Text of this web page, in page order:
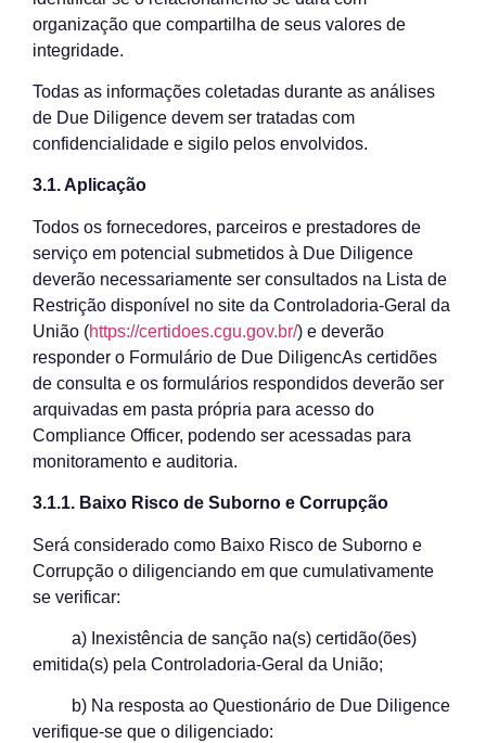
organização que compartilha de seus valores de
integridade.
Todas as informações coletadas durante as análises
de Due Diligence devem ser tratadas com
confidencialidade e sigilo pelos envolvidos.
3.1. Aplicação
Todos os fornecedores, parceiros e prestadores de
serviço em potencial submetidos à Due Diligence
deverão necessariamente ser consultados na Lista de
Restrição disponível no site da Controladoria-Geral da
União (https://certidoes.cgu.gov.br/) e deverão
responder o Formulário de Due DiligencAs certidões
de consulta e os formulários respondidos deverão ser
arquivadas em pasta própria para acesso do
Compliance Officer, podendo ser acessadas para
monitoramento e auditoria.
3.1.1. Baixo Risco de Suborno e Corrupção
Será considerado como Baixo Risco de Suborno e
Corrupção o diligenciando em que cumulativamente
se verificar:
a) Inexistência de sanção na(s) certidão(ões)
emitida(s) pela Controladoria-Geral da União;
b) Na resposta ao Questionário de Due Diligence
verifique-se que o diligenciado: